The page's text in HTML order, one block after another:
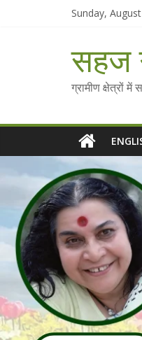
Sunday,
सहज
ग्रामीण क्षेत्रों